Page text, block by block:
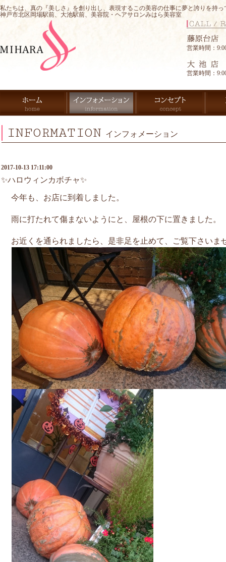
私たちは、真の『美しさ』を創り出し、表現するこの美容の仕事に夢と誇りを持
神戸市北区岡場駅前、大池駅前、美容院・ヘアサロンみはら美容室
営業時間：
営業時間：
INFORMATION インフォメーション
2017-10-13 17:11:00
✨ハロウィンカボチャ✨
今年も、お店に到着しました。
雨に打たれて傷まないようにと、 屋根の下に置きました。
お近くを通られましたら、 是非足を止めて、ご覧下さいま